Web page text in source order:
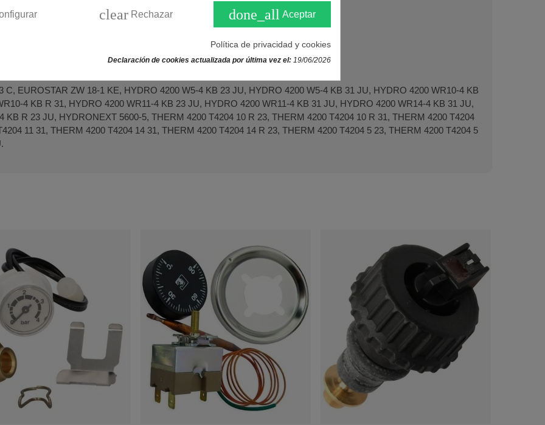
2 P, THERM 4000 O WR 10-2 P.
C, EUROSTAR ZW 18-1 KE, HYDRO 4200 W5-4 KB 23 JU, HYDRO 4200 W5-4 KB 31 JU, HYDRO 4200 WR10-4 KB
4 KB R 31, HYDRO 4200 WR11-4 KB 23 JU, HYDRO 4200 WR11-4 KB 31 JU, HYDRO 4200 WR14-4 KB 31 JU,
KB R 23 JU, HYDRONEXT 5600-5, THERM 4200 T4204 10 R 23, THERM 4200 T4204 10 R 31, THERM 4200 T4204
11 31, THERM 4200 T4204 14 31, THERM 4200 T4204 14 R 23, THERM 4200 T4204 5 23, THERM 4200 T4204 5
clear Rechazar done_all Aceptar
Política de privacidad y cookies
Declaración de cookies actualizada por última vez el: 19/06/2026